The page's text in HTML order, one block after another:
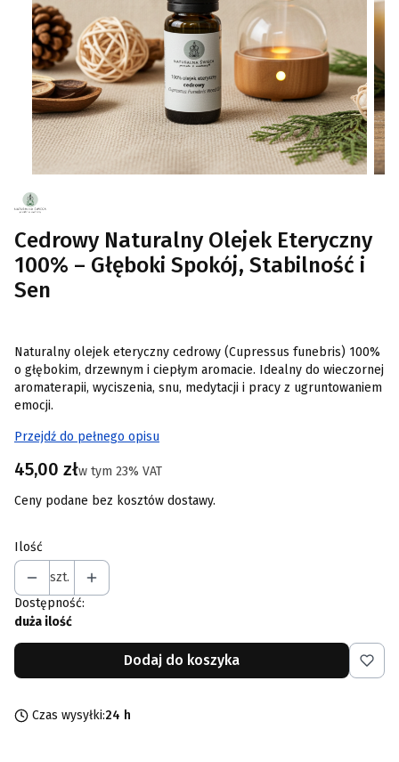
Cedrowy Naturalny Olejek Eteryczny
100% – Głęboki Spokój, Stabilność i
Sen
Naturalny olejek eteryczny cedrowy (Cupressus funebris) 100%
o głębokim, drzewnym i ciepłym aromacie. Idealny do wieczornej
aromaterapii, wyciszenia, snu, medytacji i pracy z ugruntowaniem
emocji.
Przejdź do pełnego opisu
Cena
45,00 złw tym 23% VAT
w tym 23% VAT
Ceny podane bez kosztów dostawy.
Ilość
szt.
Dostępność:
duża ilość
Dodaj do koszyka
Czas wysyłki:24 h